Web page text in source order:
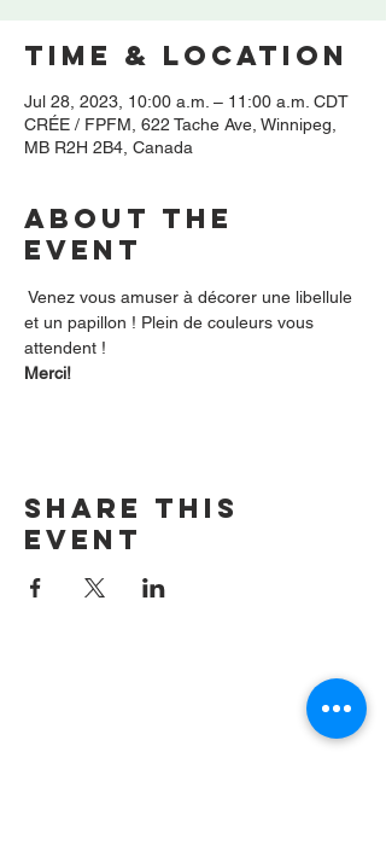
Time & Location
Jul 28, 2023, 10:00 a.m. – 11:00 a.m. CDT
CRÉE / FPFM, 622 Tache Ave, Winnipeg,
MB R2H 2B4, Canada
About the
event
Venez vous amuser à décorer une libellule
et un papillon ! Plein de couleurs vous
attendent !
Merci!
Share this
event
info@lafpfm.ca